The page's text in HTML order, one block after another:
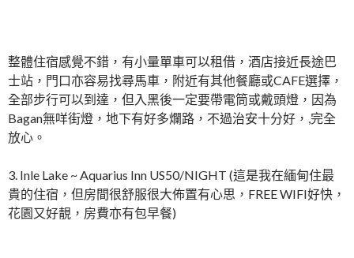
整體住宿感覺不錯，有小量單車可以租借，酒店接近長途巴
士站，門口亦容易找尋馬車，附近有其他餐廳或CAFE選擇，
全部步行可以到達，但入黑後一定要帶電筒或戴頭燈，因為
Bagan無咩街燈，地下有好多爛路，不過治安十分好，,完全
放心。
3. Inle Lake ~ Aquarius Inn US50/NIGHT (這是我在緬甸住最
貴的住宿，但房間很舒服很大佈置有心思，FREE WIFI好快，
花園又好靚，房費亦有包早餐)